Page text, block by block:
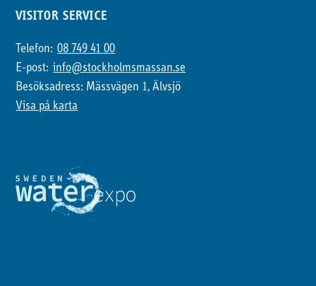
VISITOR SERVICE
Telefon:08 749 41 00
E-post:info@stockholmsmassan.se
Besöksadress: Mässvägen 1, Älvsjö
Visa på karta